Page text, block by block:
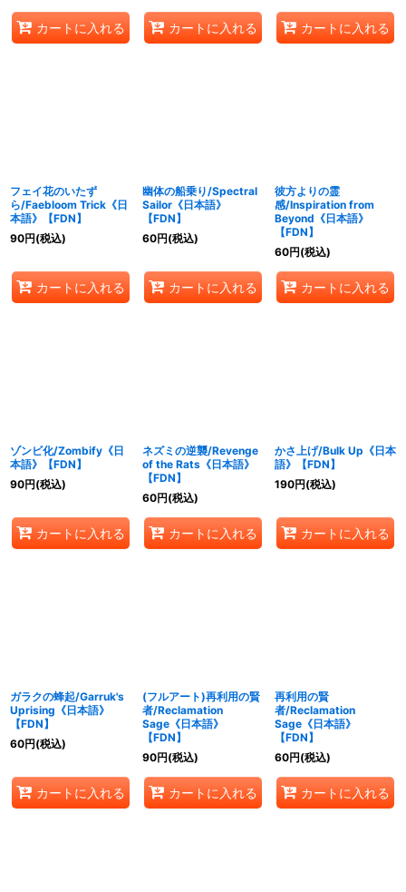
カートに入れる カートに入れる カートに入れる
フェイ花のいたず
ら/Faebloom Trick《日
本語》【FDN】
90円(税込)
カートに入れる
幽体の船乗り/Spectral
Sailor《日本語》
【FDN】
60円(税込)
カートに入れる
彼方よりの霊
感/Inspiration from
Beyond《日本語》
【FDN】
60円(税込)
カートに入れる
ゾンビ化/Zombify《日
本語》【FDN】
90円(税込)
カートに入れる
ネズミの逆襲/Revenge
of the Rats《日本語》
【FDN】
60円(税込)
カートに入れる
かさ上げ/Bulk Up《日本
語》【FDN】
190円(税込)
カートに入れる
ガラクの蜂起/Garruk's
Uprising《日本語》
【FDN】
60円(税込)
カートに入れる
(フルアート)再利用の賢
者/Reclamation
Sage《日本語》
【FDN】
90円(税込)
カートに入れる
再利用の賢
者/Reclamation
Sage《日本語》
【FDN】
60円(税込)
カートに入れる